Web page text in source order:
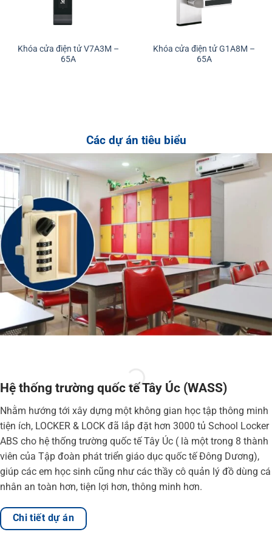
Khóa cửa điện tử V7A3M –
65A
Khóa cửa điện tử G1A8M –
65A
Các dự án tiêu biểu
Hệ thống trường quốc tế Tây Úc (WASS)
Nhằm hướng tới xây dựng một không gian học tập thông minh
tiện ích, LOCKER & LOCK đã lắp đặt hơn 3000 tủ School Locker
ABS cho hệ thống trường quốc tế Tây Úc ( là một trong 8 thành
viên của Tập đoàn phát triển giáo dục quốc tế Đông Dương),
giúp các em học sinh cũng như các thầy cô quản lý đồ dùng cá
nhân an toàn hơn, tiện lợi hơn, thông minh hơn.
Chi tiết dự án